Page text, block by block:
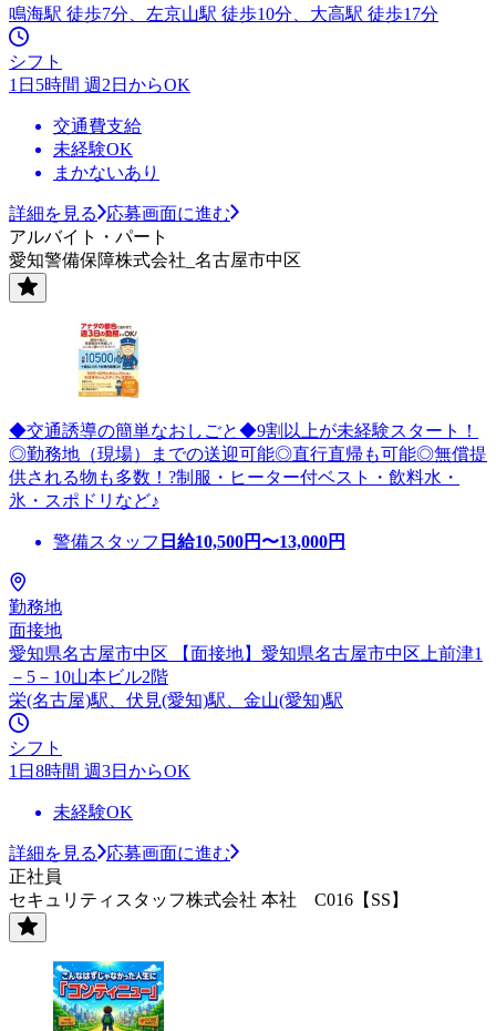
鳴海駅 徒歩7分、左京山駅 徒歩10分、大高駅 徒歩17分
シフト
1日5時間 週2日からOK
交通費支給
未経験OK
まかないあり
詳細を見る
応募画面に進む
アルバイト・パート
愛知警備保障株式会社_名古屋市中区
◆交通誘導の簡単なおしごと◆9割以上が未経験スタート！
◎勤務地（現場）までの送迎可能◎直行直帰も可能◎無償提
供される物も多数！?制服・ヒーター付ベスト・飲料水・
氷・スポドリなど♪
警備スタッフ 日給10,500円〜13,000円
勤務地
面接地
愛知県名古屋市中区 【面接地】愛知県名古屋市中区上前津1
－5－10山本ビル2階
栄(名古屋)駅、伏見(愛知)駅、金山(愛知)駅
シフト
1日8時間 週3日からOK
未経験OK
詳細を見る
応募画面に進む
正社員
セキュリティスタッフ株式会社 本社 C016【SS】